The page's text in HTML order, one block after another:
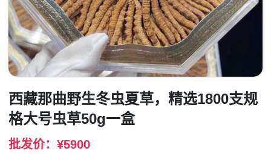
西藏那曲野生冬虫夏草，精选1800支规
格大号虫草50g一盒
批发价：¥5900